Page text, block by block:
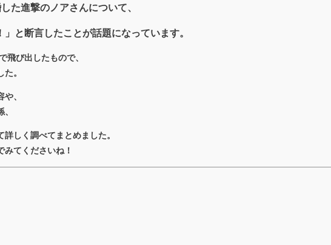
た進撃のノアさんについて、
」と断言したことが話題になっています。
飛び出したもので、
。
、
しく調べてまとめました。
てくださいね！